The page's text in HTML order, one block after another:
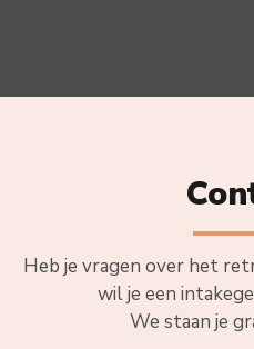
Heb je vragen over het
wil je een
We staan je